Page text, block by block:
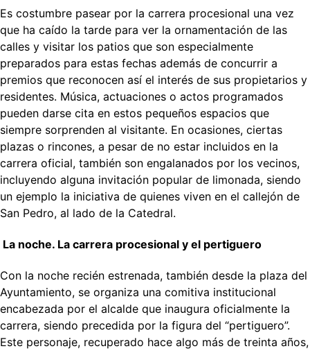
Es costumbre pasear por la carrera procesional una vez
que ha caído la tarde para ver la ornamentación de las
calles y visitar los patios que son especialmente
preparados para estas fechas además de concurrir a
premios que reconocen así el interés de sus propietarios y
residentes. Música, actuaciones o actos programados
pueden darse cita en estos pequeños espacios que
siempre sorprenden al visitante. En ocasiones, ciertas
plazas o rincones, a pesar de no estar incluidos en la
carrera oficial, también son engalanados por los vecinos,
incluyendo alguna invitación popular de limonada, siendo
un ejemplo la iniciativa de quienes viven en el callejón de
San Pedro, al lado de la Catedral.
La noche. La carrera procesional y el pertiguero
Con la noche recién estrenada, también desde la plaza del
Ayuntamiento, se organiza una comitiva institucional
encabezada por el alcalde que inaugura oficialmente la
carrera, siendo precedida por la figura del “pertiguero”.
Este personaje, recuperado hace algo más de treinta años,